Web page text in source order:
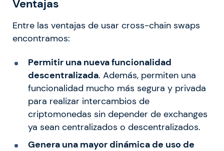
Ventajas
Entre las ventajas de usar cross-chain swaps
encontramos:
Permitir una nueva funcionalidad
descentralizada. Además, permiten una
funcionalidad mucho más segura y privada
para realizar intercambios de
criptomonedas sin depender de exchanges
ya sean centralizados o descentralizados.
Genera una mayor dinámica de uso de